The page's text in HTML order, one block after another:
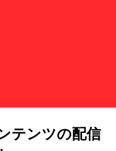
テンツの配信